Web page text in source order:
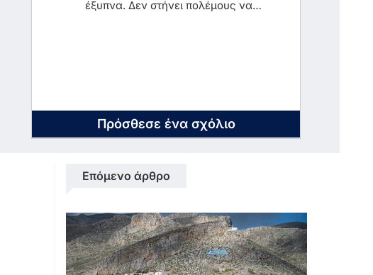
έξυπνα. Δεν στήνει πολέμους να
Πρόσθεσε ένα σχόλιο
Επόμενο άρθρο